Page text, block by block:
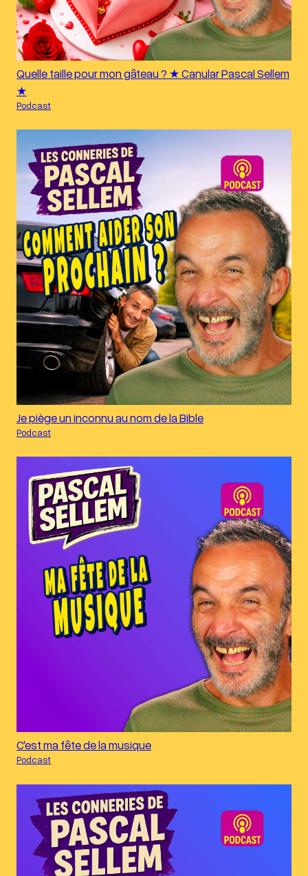
Quelle taille pour mon gâteau ? ★ Canular Pascal Sellem
★
Podcast
Je piège un inconnu au nom de la Bible
Podcast
C'est ma fête de la musique
Podcast